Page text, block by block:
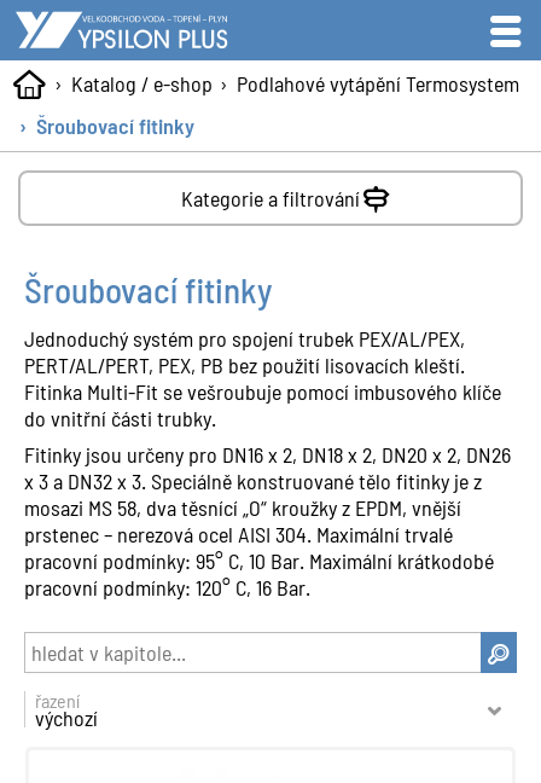
Katalog / e-shop
Podlahové vytápění Termosystem
Šroubovací fitinky
Kategorie a filtrování
Šroubovací fitinky
Jednoduchý systém pro spojení trubek PEX/AL/PEX,
PERT/AL/PERT, PEX, PB bez použití lisovacích kleští.
Fitinka Multi-Fit se vešroubuje pomocí imbusového klíče
do vnitřní části trubky.
Fitinky jsou určeny pro DN16 x 2, DN18 x 2, DN20 x 2, DN26
x 3 a DN32 x 3. Speciálně konstruované tělo fitinky je z
mosazi MS 58, dva těsnící „O“ kroužky z EPDM, vnější
prstenec – nerezová ocel AISI 304. Maximální trvalé
pracovní podmínky: 95° C, 10 Bar. Maximální krátkodobé
pracovní podmínky: 120° C, 16 Bar.
řazení
výchozí